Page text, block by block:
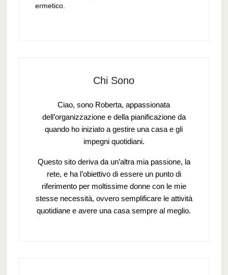
ermetico.
Chi Sono
Ciao, sono Roberta, appassionata
dell’organizzazione e della pianificazione da
quando ho iniziato a gestire una casa e gli
impegni quotidiani.
Questo sito deriva da un’altra mia passione, la
rete, e ha l’obiettivo di essere un punto di
riferimento per moltissime donne con le mie
stesse necessità, ovvero semplificare le attività
quotidiane e avere una casa sempre al meglio.